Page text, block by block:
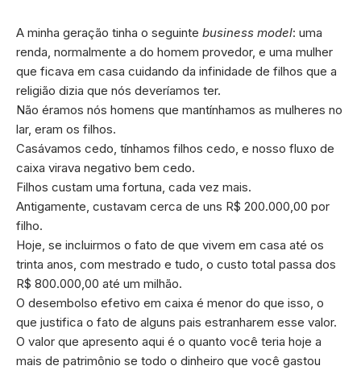
A minha geração tinha o seguinte business model: uma
renda, normalmente a do homem provedor, e uma mulher
que ficava em casa cuidando da infinidade de filhos que a
religião dizia que nós deveríamos ter.
Não éramos nós homens que mantínhamos as mulheres no
lar, eram os filhos.
Casávamos cedo, tínhamos filhos cedo, e nosso fluxo de
caixa virava negativo bem cedo.
Filhos custam uma fortuna, cada vez mais.
Antigamente, custavam cerca de uns R$ 200.000,00 por
filho.
Hoje, se incluirmos o fato de que vivem em casa até os
trinta anos, com mestrado e tudo, o custo total passa dos
R$ 800.000,00 até um milhão.
O desembolso efetivo em caixa é menor do que isso, o
que justifica o fato de alguns pais estranharem esse valor.
O valor que apresento aqui é o quanto você teria hoje a
mais de patrimônio se todo o dinheiro que você gastou